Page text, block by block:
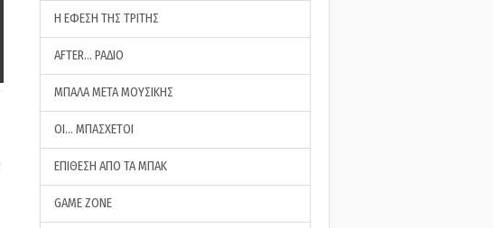
Η ΕΦΕΣΗ ΤΗΣ ΤΡΙΤΗΣ
AFTER… ΡΑΔΙΟ
ΜΠΑΛΑ ΜΕΤΑ ΜΟΥΣΙΚΗΣ
ΟΙ… ΜΠΑΣΧΕΤΟΙ
ΕΠΙΘΕΣΗ ΑΠΟ ΤΑ ΜΠΑΚ
GAME ZONE